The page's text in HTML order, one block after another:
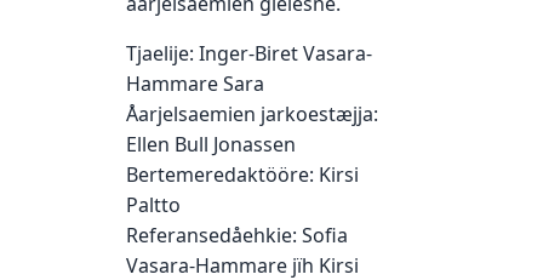
Tjaelije: Inger-Biret Vasara-
Hammare Sara
Åarjelsaemien jarkoestæjja:
Ellen Bull Jonassen
Bertemeredaktööre: Kirsi
Paltto
Referansedåehkie: Sofia
Vasara-Hammare jïh Kirsi